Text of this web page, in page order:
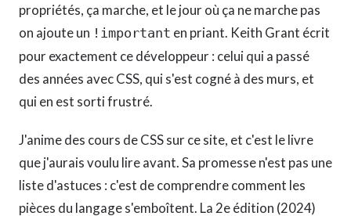
propriétés, ça marche, et le jour où ça ne marche pas
on ajoute un !important en priant. Keith Grant écrit
pour exactement ce développeur : celui qui a passé
des années avec CSS, qui s'est cogné à des murs, et
qui en est sorti frustré.
J'anime des cours de CSS sur ce site, et c'est le livre
que j'aurais voulu lire avant. Sa promesse n'est pas une
liste d'astuces : c'est de comprendre comment les
pièces du langage s'emboîtent. La 2e édition (2024)